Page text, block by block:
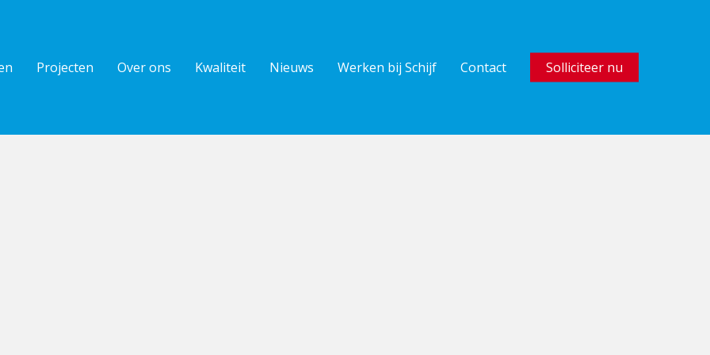
Projecten Over ons Kwaliteit Nieuws Werken bij Schijf Contact Solliciteer nu